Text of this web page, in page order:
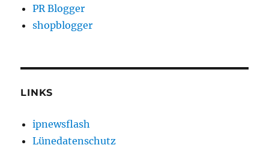
PR Blogger
shopblogger
LINKS
ipnewsflash
Lünedatenschutz